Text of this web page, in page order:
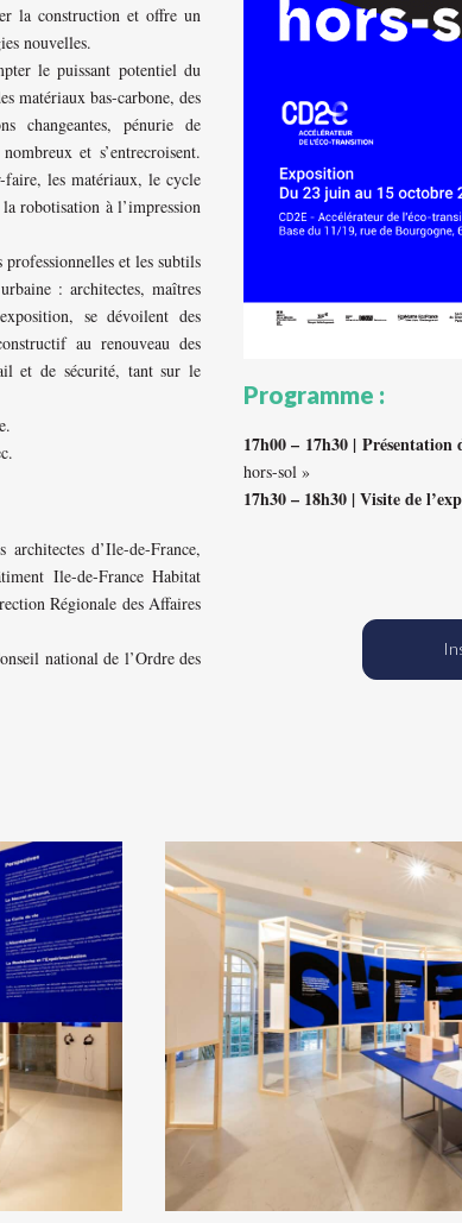
la construction et offre un
nouvelles.
le puissant potentiel du
matériaux bas-carbone, des
changeantes, pénurie de
et s’entrecroisent.
faire, les matériaux, le cycle
robotisation à l’impression
et les subtils
: architectes, maîtres
se dévoilent des
au renouveau des
et de sécurité, tant sur le
d’Ile-de-France,
Ile-de-France Habitat
Régionale des Affaires
national de l’Ordre des
Programme :
17h00 – 17h30 | Présentation
hors-sol »
17h30 – 18h30 | Visite de